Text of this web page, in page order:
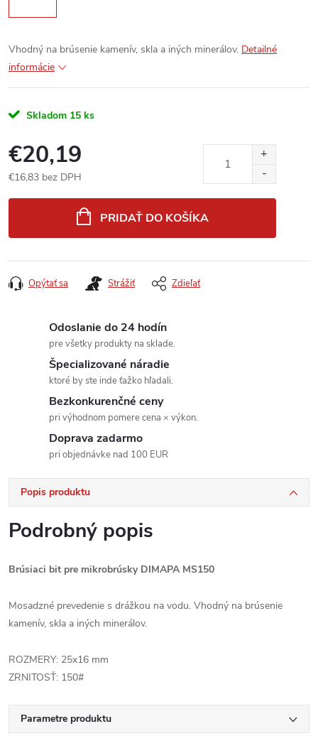
Vhodný na brúsenie kamenív, skla a iných minerálov. Detailné
informácie
Skladom 15 ks
€20,19
€16,83 bez DPH
PRIDAŤ DO KOŠÍKA
Opýtať sa Strážiť Zdieľať
Odoslanie do 24 hodín
pre všetky produkty na sklade.
Špecializované náradie
ktoré by ste inde ťažko hľadali.
Bezkonkurenčné ceny
pri výhodnom pomere cena × výkon.
Doprava zadarmo
pri objednávke nad 100 EUR
Popis produktu
Podrobný popis
Brúsiaci bit pre mikrobrúsky DIMAPA MS150
Mosadzné prevedenie s drážkou na vodu. Vhodný na brúsenie
kamenív, skla a iných minerálov.
ROZMERY: 25x16 mm
ZRNITOSŤ: 150#
Parametre produktu